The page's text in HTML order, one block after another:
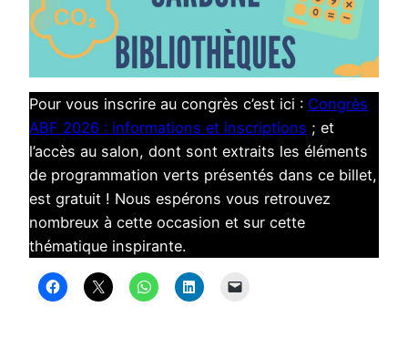
Pour vous inscrire au congrès c’est ici : Congrès
ABF 2026 : informations et inscriptions ; et
l’accès au salon, dont sont extraits les éléments
de programmation verts présentés dans ce billet,
est gratuit ! Nous espérons vous retrouvez
nombreux à cette occasion et sur cette
thématique inspirante.